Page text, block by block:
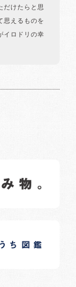
だけたらと思
思えるものを
イロドリの幸